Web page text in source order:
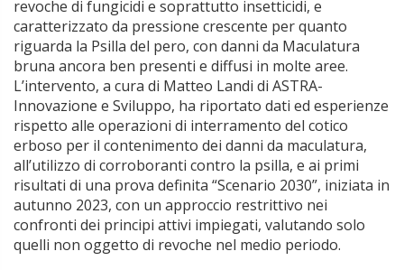
revoche di fungicidi e soprattutto insetticidi, e
caratterizzato da pressione crescente per quanto
riguarda la Psilla del pero, con danni da Maculatura
bruna ancora ben presenti e diffusi in molte aree.
L’intervento, a cura di Matteo Landi di ASTRA-
Innovazione e Sviluppo, ha riportato dati ed esperienze
rispetto alle operazioni di interramento del cotico
erboso per il contenimento dei danni da maculatura,
all’utilizzo di corroboranti contro la psilla, e ai primi
risultati di una prova definita “Scenario 2030”, iniziata in
autunno 2023, con un approccio restrittivo nei
confronti dei principi attivi impiegati, valutando solo
quelli non oggetto di revoche nel medio periodo.